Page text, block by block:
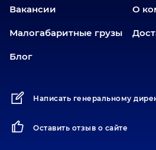
Златоуст
Иваново
Казань
Калининград
Карабаш
Вакансии О
Малогабаритные грузы
Блог
Написать генеральному
Оставить отзыв о сайте